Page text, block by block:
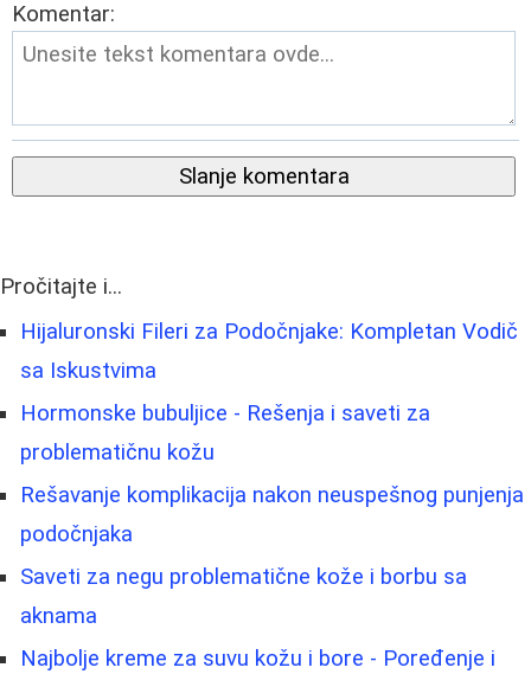
Komentar:
Slanje komentara
Pročitajte i...
Hijaluronski Fileri za Podočnjake: Kompletan Vodič
sa Iskustvima
Hormonske bubuljice - Rešenja i saveti za
problematičnu kožu
Rešavanje komplikacija nakon neuspešnog punjenja
podočnjaka
Saveti za negu problematične kože i borbu sa
aknama
Najbolje kreme za suvu kožu i bore - Poređenje i